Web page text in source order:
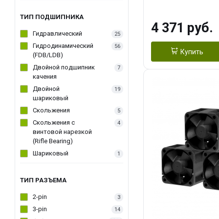
ТИП ПОДШИПНИКА
Гидравлический 25
Гидродинамический
(FDB/LDB)
56
Двойной подшипник
качения
7
Двойной
шариковый
19
Скольжения 5
Скольжения c
винтовой нарезкой
(Rifle Bearing)
4
Шариковый 1
ТИП РАЗЪЕМА
2-pin 3
3-pin 14
D：AM4、
4 371 руб.
Купить